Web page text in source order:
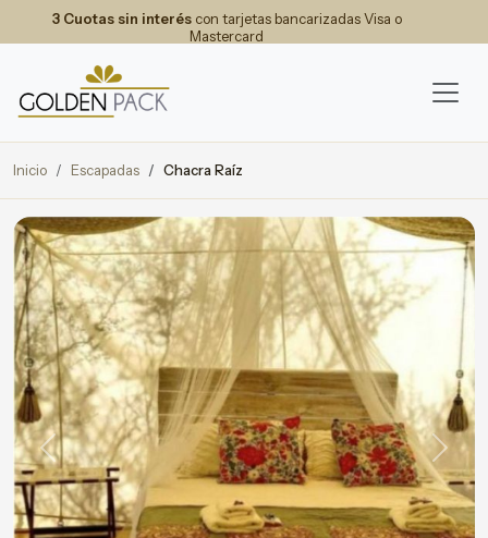
3 Cuotas sin interéscon tarjetas bancarizadas Visa o
Mastercard
Inicio Escapadas Chacra Raíz
Previous Next